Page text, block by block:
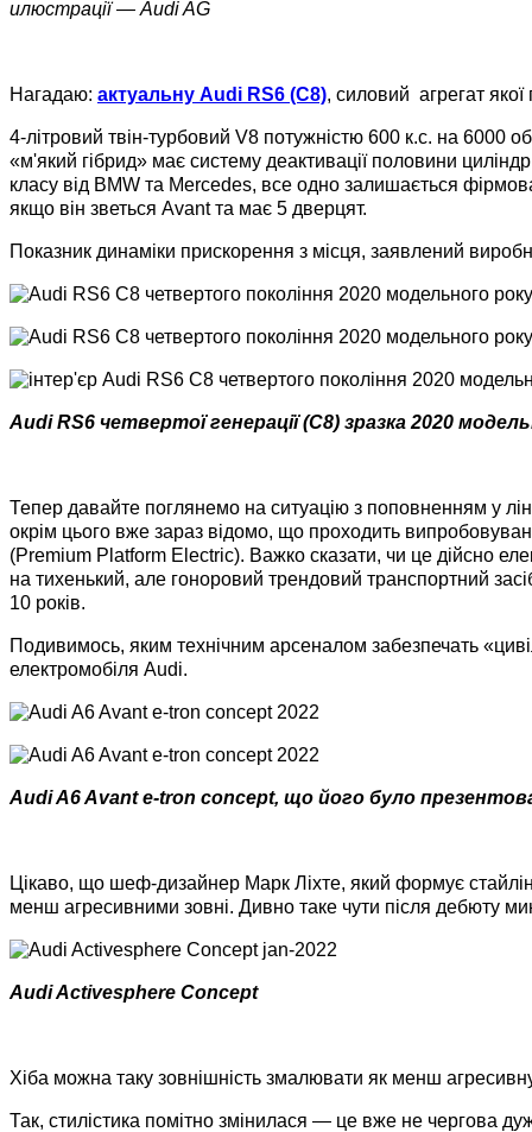
илюстрації— Audi AG
Нагадаю: актуальну Audi RS6 (C8), силовий агрегат
4-літровий твін-турбовий V8 потужністю 600 к.с. на 6000
«м'який гібрид» має систему деактивації половини
класу від BMW та Mercedes, все одно залишається
якщо він зветься Avant та має 5 дверцят.
Показник динаміки прискорення з місця, заявлений
Audi RS6 четвертої генерації (C8) зразка 2020
Тепер давайте поглянемо на ситуацію з поповненням у
окрім цього вже зараз відомо, що проходить
(Premium Platform Electric). Важко сказати, чи це дійсно
на тихенький, але гоноровий трендовий транспортний
10 років.
Подивимось, яким технічним арсеналом забезпечать
електромобіля Audi.
Audi A6 Avant e-tron concept, що його було
Цікаво, що шеф-дизайнер Марк Ліхте, який формує
менш агресивними зовні. Дивно таке чути після дебюту
Audi Activesphere Concept
Хіба можна таку зовнішність змалювати як менш
Так, стилістика помітно змінилася — це вже не чергова